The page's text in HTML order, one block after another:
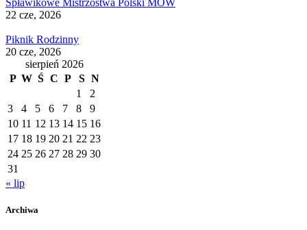
Spławikowe Mistrzostwa Polski MOW
22 cze, 2026
Piknik Rodzinny
20 cze, 2026
sierpień 2026
P W Ś C P S N
1
2
3
4 5 6 7 8
9
10 11 12 13 14 15 16
17 18 19 20 21 22 23
24 25 26 27 28 29 30
31
« lip
Archiwa